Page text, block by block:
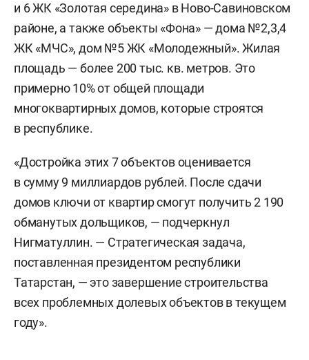
и 6 ЖК «Золотая середина» в Ново-Савиновском
районе, а также объекты «Фона» — дома №2,3,4
ЖК «МЧС», дом №5 ЖК «Молодежный». Жилая
площадь — более 200 тыс. кв. метров. Это
примерно 10% от общей площади
многоквартирных домов, которые строятся
в республике.
«Достройка этих 7 объектов оценивается
в сумму 9 миллиардов рублей. После сдачи
домов ключи от квартир смогут получить 2 190
обманутых дольщиков, — подчеркнул
Нигматуллин. — Стратегическая задача,
поставленная президентом республики
Татарстан, — это завершение строительства
всех проблемных долевых объектов в текущем
году».